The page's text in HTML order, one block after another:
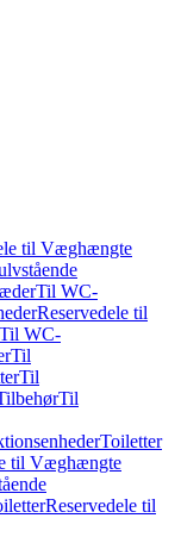
til Væghængte
Til WC-
Reservedele til
WC-
Til
Til
Til
Toiletter
til Væghængte
Reservedele til